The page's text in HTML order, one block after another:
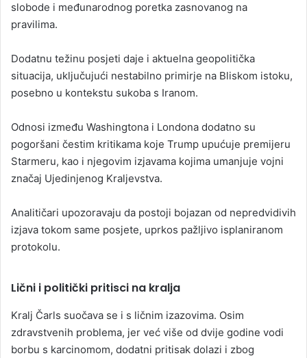
slobode i međunarodnog poretka zasnovanog na
pravilima.
Dodatnu težinu posjeti daje i aktuelna geopolitička
situacija, uključujući nestabilno primirje na Bliskom istoku,
posebno u kontekstu sukoba s Iranom.
Odnosi između Washingtona i Londona dodatno su
pogoršani čestim kritikama koje Trump upućuje premijeru
Starmeru, kao i njegovim izjavama kojima umanjuje vojni
značaj Ujedinjenog Kraljevstva.
Analitičari upozoravaju da postoji bojazan od nepredvidivih
izjava tokom same posjete, uprkos pažljivo isplaniranom
protokolu.
Lični i politički pritisci na kralja
Kralj Čarls suočava se i s ličnim izazovima. Osim
zdravstvenih problema, jer već više od dvije godine vodi
borbu s karcinomom, dodatni pritisak dolazi i zbog